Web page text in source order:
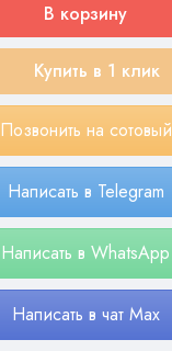
В корзину
Купить в 1 клик
Позвонить на сотовый
Написать в Telegram
Написать в WhatsApp
Написать в чат Max